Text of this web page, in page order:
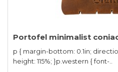
Portofel minimalist
p { margin-bottom: 0.1in;
height: 115%; }p.western { font-..